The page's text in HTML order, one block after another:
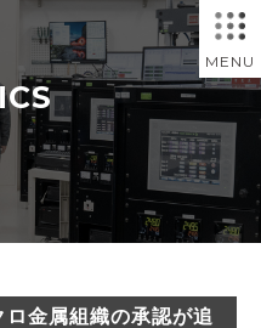
MENU
金属組織の承認が追